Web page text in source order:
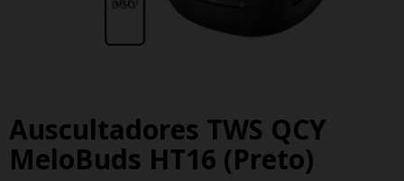
Auscultadores TWS QCY
MeloBuds HT16 (preto)